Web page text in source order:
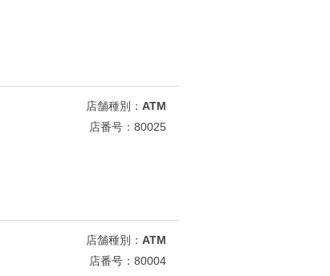
店舗種別： ATM
店番号：80025
店舗種別： ATM
店番号：80004